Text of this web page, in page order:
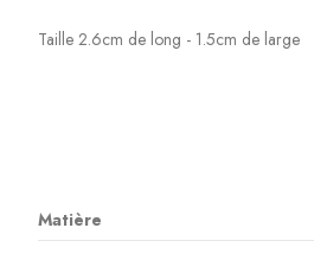
Taille 2.6cm de long - 1.5cm de large
Matière